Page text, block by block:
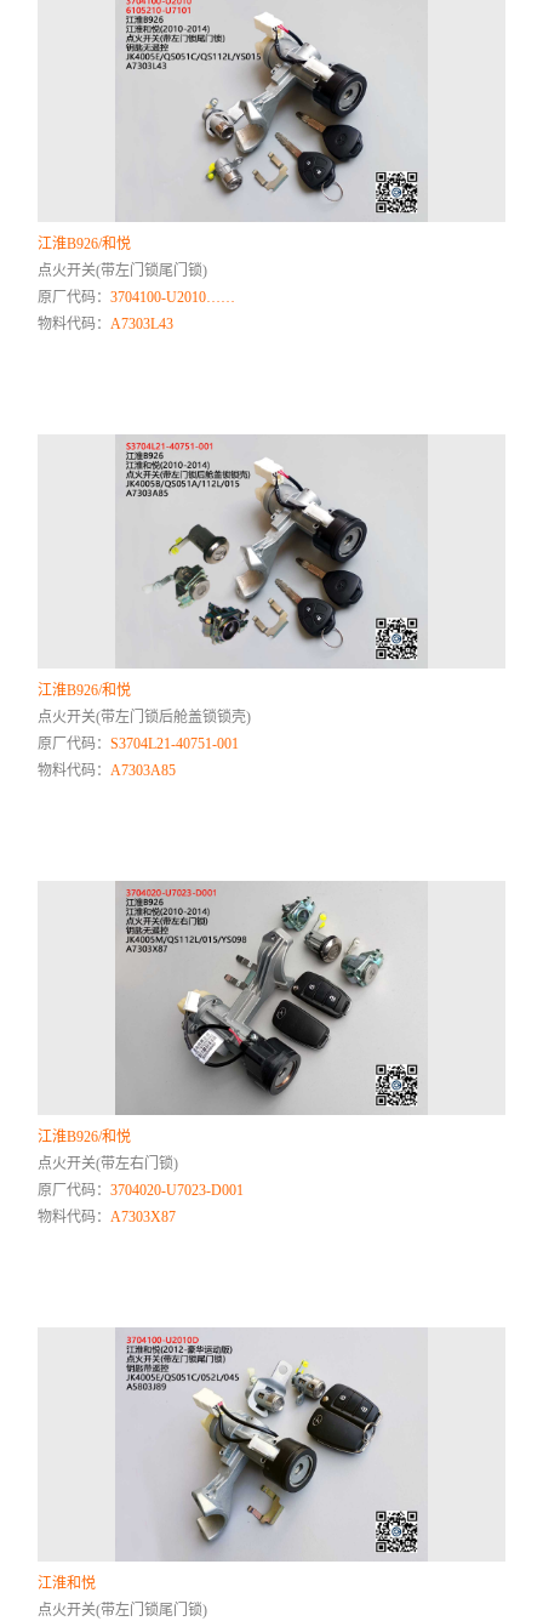
江淮B926/和悦
点火开关(带左门锁尾门锁)
原厂代码：3704100-U2010……
物料代码：A7303L43
江淮B926/和悦
点火开关(带左门锁后舱盖锁锁壳)
原厂代码：S3704L21-40751-001
物料代码：A7303A85
江淮B926/和悦
点火开关(带左右门锁)
原厂代码：3704020-U7023-D001
物料代码：A7303X87
江淮和悦
点火开关(带左门锁尾门锁)